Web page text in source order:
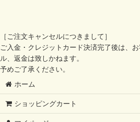
［ご注文キャンセルにつきまして］
ご入金・クレジットカード決済完了後は、
ル、返金は致しかねます。
予めご了承ください。
ホーム
ショッピングカート